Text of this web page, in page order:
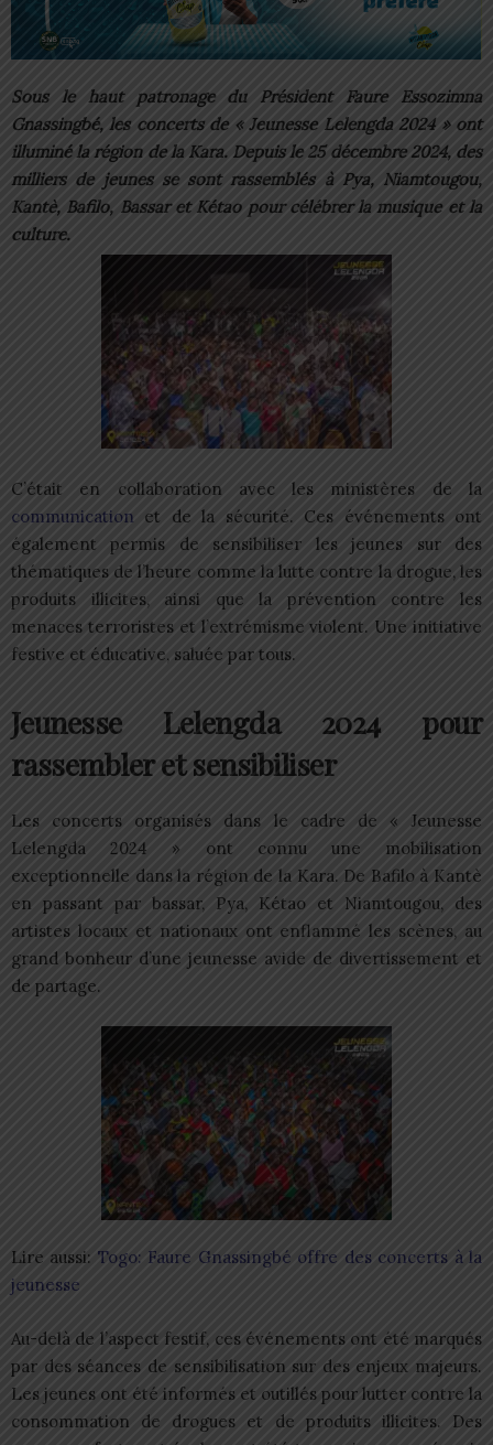
Sous le haut patronage du Président Faure Essozimna
Gnassingbé, les concerts de « Jeunesse Lelengda 2024 » ont
illuminé la région de la Kara. Depuis le 25 décembre 2024, des
milliers de jeunes se sont rassemblés à Pya, Niamtougou,
Kantè, Bafilo, Bassar et Kétao pour célébrer la musique et la
culture.
C’était en collaboration avec les ministères de la
communication et de la sécurité. Ces événements ont
également permis de sensibiliser les jeunes sur des
thématiques de l’heure comme la lutte contre la drogue, les
produits illicites, ainsi que la prévention contre les
menaces terroristes et l’extrémisme violent. Une initiative
festive et éducative, saluée par tous.
Jeunesse Lelengda 2024 pour
rassembler et sensibiliser
Les concerts organisés dans le cadre de « Jeunesse
Lelengda 2024 » ont connu une mobilisation
exceptionnelle dans la région de la Kara. De Bafilo à Kantè
en passant par bassar, Pya, Kétao et Niamtougou, des
artistes locaux et nationaux ont enflammé les scènes, au
grand bonheur d’une jeunesse avide de divertissement et
de partage.
Lire aussi: Togo: Faure Gnassingbé offre des concerts à la
jeunesse
Au-delà de l’aspect festif, ces événements ont été marqués
par des séances de sensibilisation sur des enjeux majeurs.
Les jeunes ont été informés et outillés pour lutter contre la
consommation de drogues et de produits illicites. Des